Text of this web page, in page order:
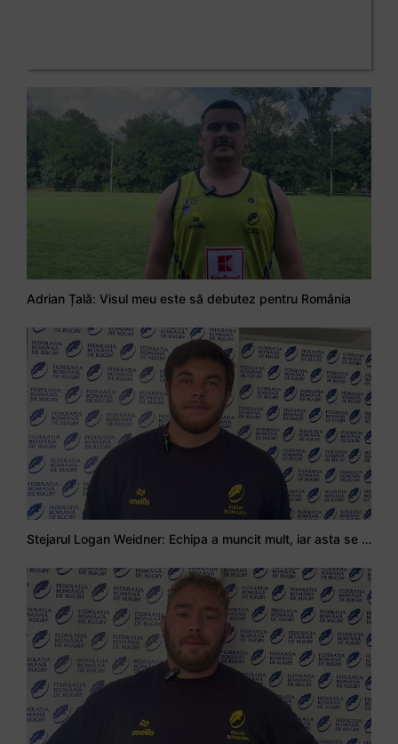
Adrian Țală: Visul meu este să debutez pentru România
Stejarul Logan Weidner: Echipa a muncit mult, iar asta se va vedea în meciurile de la Nations Cup